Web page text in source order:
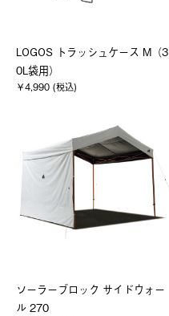
LOGOS トラッシュケース M（3
0L袋用）
￥4,990 (税込)
ソーラーブロック サイドウォー
ル 270